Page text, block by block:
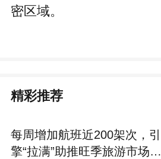
密区域。
精彩推荐
每周增加航班近200架次，引
擎“拉满”助推旺季旅游市场升